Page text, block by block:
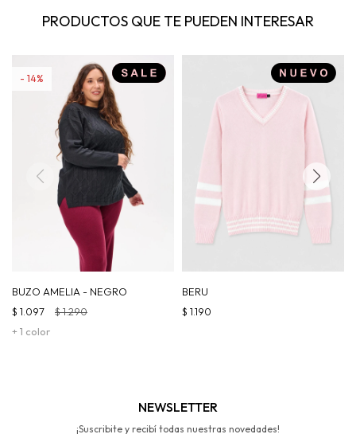
PRODUCTOS QUE TE PUEDEN INTERESAR
BUZO AMELIA - NEGRO
+ 1 color
$ 1.097 $1.290
14
BERU
$ 1.190
NEWSLETTER
¡Suscribite y recibí todas nuestras novedades!